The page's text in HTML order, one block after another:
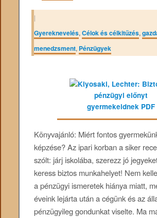
|
Gyereknevelés,Célok és célkitűzés,
menedzsment, Pénzügyek
Könyvajánló: Miért fontos
képzése? Az ipari korban a siker
szólt: járj iskolába, szerezz jó
keress biztos munkahelyet! Nem
a pénzügyi ismeretek hiánya miatt,
éveink lejárta után a cégünk és az
pénzügyileg gondunkat viselte. Ma